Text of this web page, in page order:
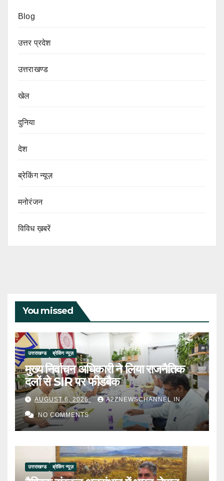
Blog
उत्तर प्रदेश
उत्तराखण्ड
खेल
दुनिया
देश
ब्रेकिंग न्यूज़
मनोरंजन
विविध ख़बरें
You missed
उत्तराखण्ड ब्रेकिंग न्यूज़
मुख्य निर्वाचन अधिकारी ने लिया राजनैतिक
दलों से SIR पर फीडबैक
AUGUST 6, 2026 A2ZNEWSCHANNEL.IN
NO COMMENTS
उत्तराखण्ड ब्रेकिंग न्यूज़